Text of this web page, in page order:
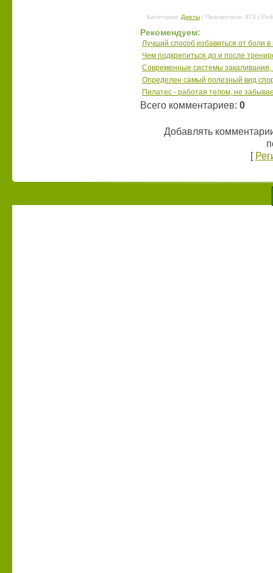
Категория: Диеты | Просмотров: 973 |
Рекомендуем:
Лучший способ избавиться от боли
Чем подкрепиться до и после
Современные системы
Определен самый полезный вид
Пилатес - работая телом, не
Всего комментариев: 0
Добавлять
[